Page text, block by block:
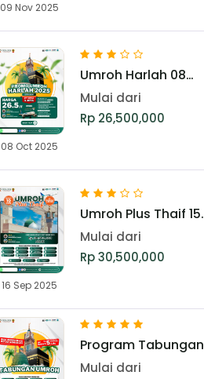
09 Nov 2025
08 Oct 2025
Umroh Harlah 08
Oktober 2025
Mulai dari
Rp 26,500,000
16 Sep 2025
Umroh Plus Thaif 15
September 2025
Mulai dari
Rp 30,500,000
Program Tabungan
Umroh
Mulai dari